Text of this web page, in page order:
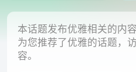
本话题发布优雅相关的内
为您推荐了优雅的话题，
容。